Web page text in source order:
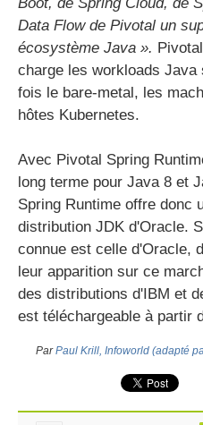
Data Flow de Pivotal un
écosystème Java ».
charge les workloads
fois le bare-metal, les
hôtes Kubernetes.
Avec Pivotal Spring
long terme pour Java 8 et
Spring Runtime offre donc
distribution JDK d'Oracle.
connue est celle d'Oracle,
leur apparition sur ce
des distributions d'IBM et
est téléchargeable à partir
ParPaul Krill, Infoworld (adapté